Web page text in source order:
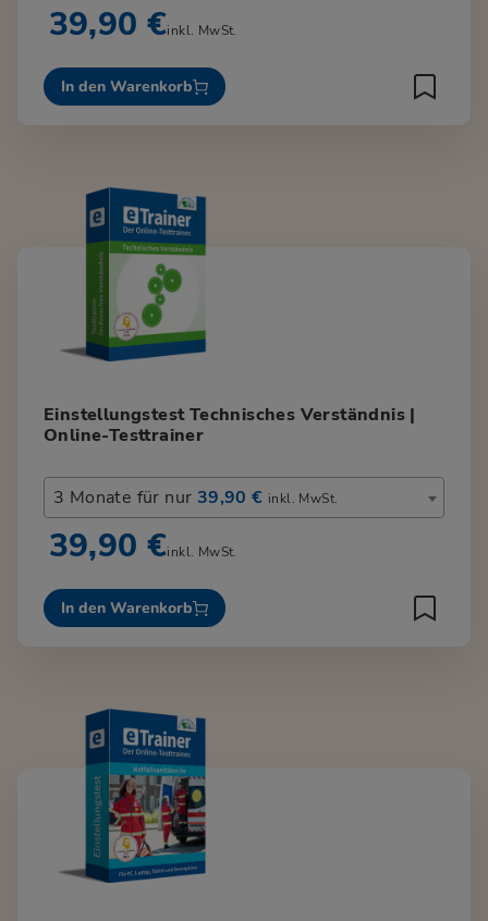
39,90 €inkl. MwSt.
In den Warenkorb
Einstellungstest Technisches Verständnis |
Online-Testtrainer
3 Monate für nur 39,90 € inkl. MwSt.
39,90 €inkl. MwSt.
In den Warenkorb